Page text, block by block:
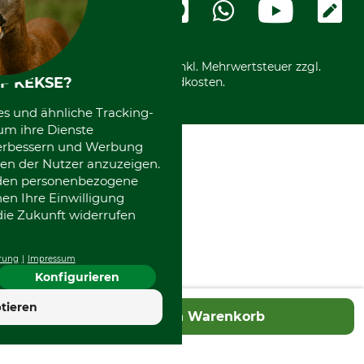
In den Warenkorb
Kostenloser Rückversand
Nachhaltigkeit
Entsorgung und Umwelt
Datenschutz Print
Motorgeräteshop
Über uns
Community
International
Alle Preise in Euro und inkl. Mehrwertsteuer zzgl.
Versandkosten.
KEKSE?
und ähnliche Tracking-
ihre Dienste
und Werbung
der Nutzer anzuzeigen.
personenbezogene
Ihre Einwilligung
Zukunft widerrufen
Impressum
Konfigurieren